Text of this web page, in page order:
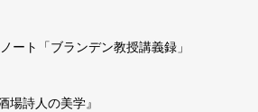
ート「ブランデン教授講義録」
場詩人の美学』